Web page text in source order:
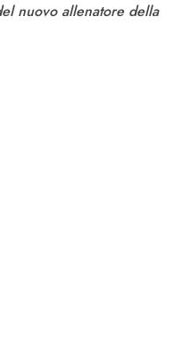
nuovo allenatore della